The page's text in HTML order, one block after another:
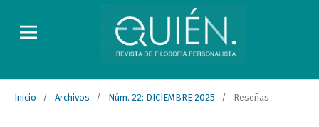
Inicio / Archivos / Núm. 22: DICIEMBRE 2025 / Reseñas